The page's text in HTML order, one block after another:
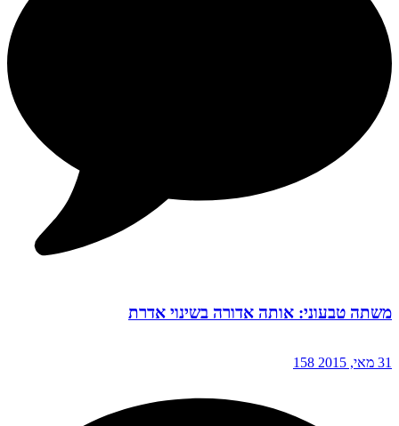
משתה טבעוני: אותה אדורה בשינוי אדרת
31 מאי, 2015 158